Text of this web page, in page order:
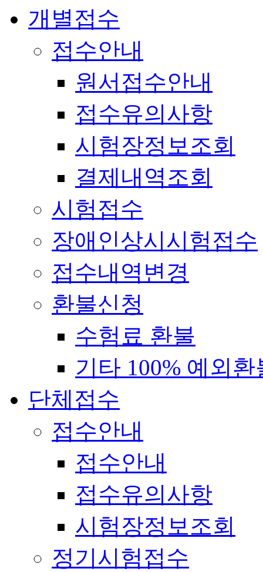
개별접수
접수안내
원서접수안내
접수유의사항
시험장정보조회
결제내역조회
시험접수
장애인상시시험접수
접수내역변경
환불신청
수험료 환불
기타 100% 예외환
단체접수
접수안내
접수안내
접수유의사항
시험장정보조회
정기시험접수